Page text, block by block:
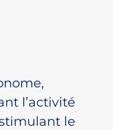
l’activité
le